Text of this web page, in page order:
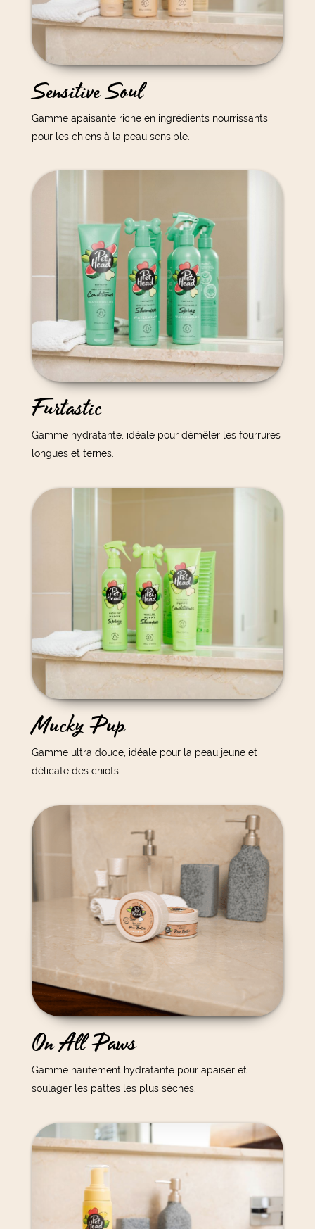
Sensitive Soul
Gamme apaisante riche en ingrédients nourrissants
pour les chiens à la peau sensible.
Furtastic
Gamme hydratante, idéale pour démêler les fourrures
longues et ternes.
Mucky Pup
Gamme ultra douce, idéale pour la peau jeune et
délicate des chiots.
On All Paws
Gamme hautement hydratante pour apaiser et
soulager les pattes les plus sèches.